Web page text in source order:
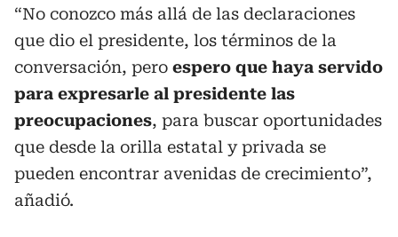
“No conozco más allá de las declaraciones
que dio el presidente, los términos de la
conversación, pero espero que haya servido
para expresarle al presidente las
preocupaciones, para buscar oportunidades
que desde la orilla estatal y privada se
pueden encontrar avenidas de crecimiento”,
añadió.